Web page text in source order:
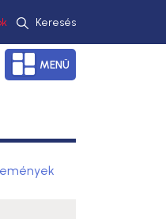
Keresés
MENÜ